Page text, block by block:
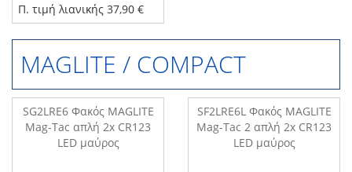
Π. τιμή λιανικής 37,90 €
MAGLITE / COMPACT
SG2LRE6 Φακός MAGLITE
Mag-Tac απλή 2x CR123
LED μαύρος
SF2LRE6L Φακός MAGLITE
Mag-Tac 2 απλή 2x CR123
LED μαύρος